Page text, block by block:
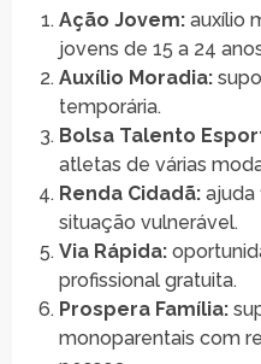
Ação Jovem:auxílio
jovens de 15 a 24
Auxílio Moradia:
temporária.
Bolsa Talento
atletas de várias
Renda Cidadã:ajuda
situação vulnerável.
Via Rápida:
profissional gratuita.
Prospera Família:
monoparentais com